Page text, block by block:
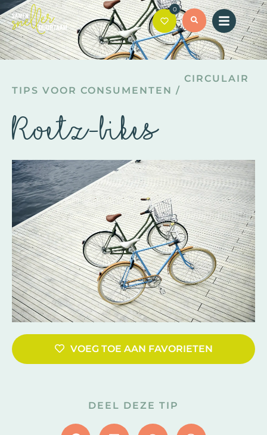
0
TIPS VOOR CONSUMENTEN /
CIRCULAIR
Roetz-bikes
VOEG TOE AAN FAVORIETEN
DEEL DEZE TIP